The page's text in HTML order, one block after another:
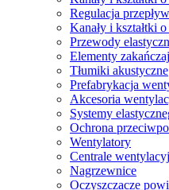
Regulacja
Kanały i kształtki
Przewody
Elementy
Tłumiki akustyczne
Prefabrykacja
Akcesoria
Systemy
Ochrona
Wentylatory
Centrale
Nagrzewnice
Oczyszczacze